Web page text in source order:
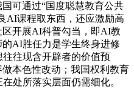
可通过“国度聪慧教育公共
AI课程取东西，还应激励高
开展AI科普勾当，即AI教
AI胜任力是学生终身进修
往现含开辟者的价值预
本色性改动；我国权利教育
处所落实层面仍需细化。